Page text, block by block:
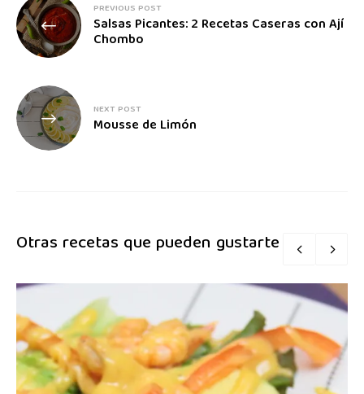
PREVIOUS POST
Salsas Picantes: 2 Recetas Caseras con Ají
Chombo
NEXT POST
Mousse de Limón
Otras recetas que pueden gustarte